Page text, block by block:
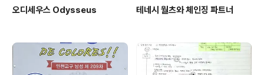
오디세우스 Odysseus 테네시 월츠와 체인징 파트너